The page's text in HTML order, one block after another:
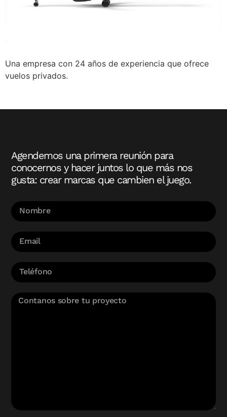
Una empresa con 24 años de experiencia que ofrece
vuelos privados.
Agendemos una primera reunión para
conocernos y hacer juntos lo que más nos
gusta: crear marcas que cambien el juego.